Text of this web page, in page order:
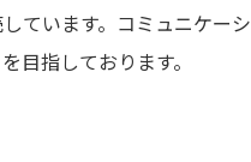
ています。コミュニケー
目指しております。